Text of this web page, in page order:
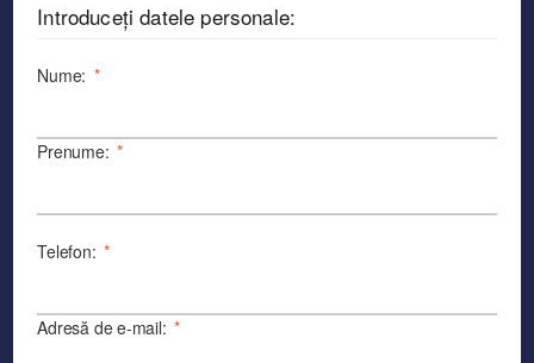
Introduceți datele personale:
Nume: *
Prenume: *
Telefon: *
Adresă de e-mail: *